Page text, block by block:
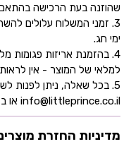
שהוזנה בעת הרכישה
3. זמני המשלוח עלולים
ימי חג.
4. בהזמנת אריזות פגומות
למלאי של המוצר - אין
5. בכל שאלה, ניתן לפנות
info@littleprince.co.il או בצור קשר באתר.
מדיניות החזרת